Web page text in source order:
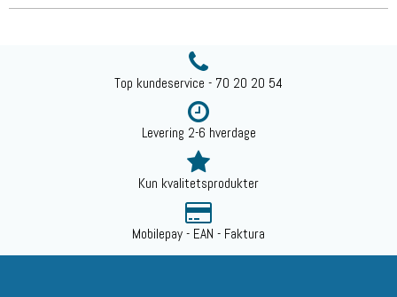
Top kundeservice - 70 20 20 54
Levering 2-6 hverdage
Kun kvalitetsprodukter
Mobilepay - EAN - Faktura